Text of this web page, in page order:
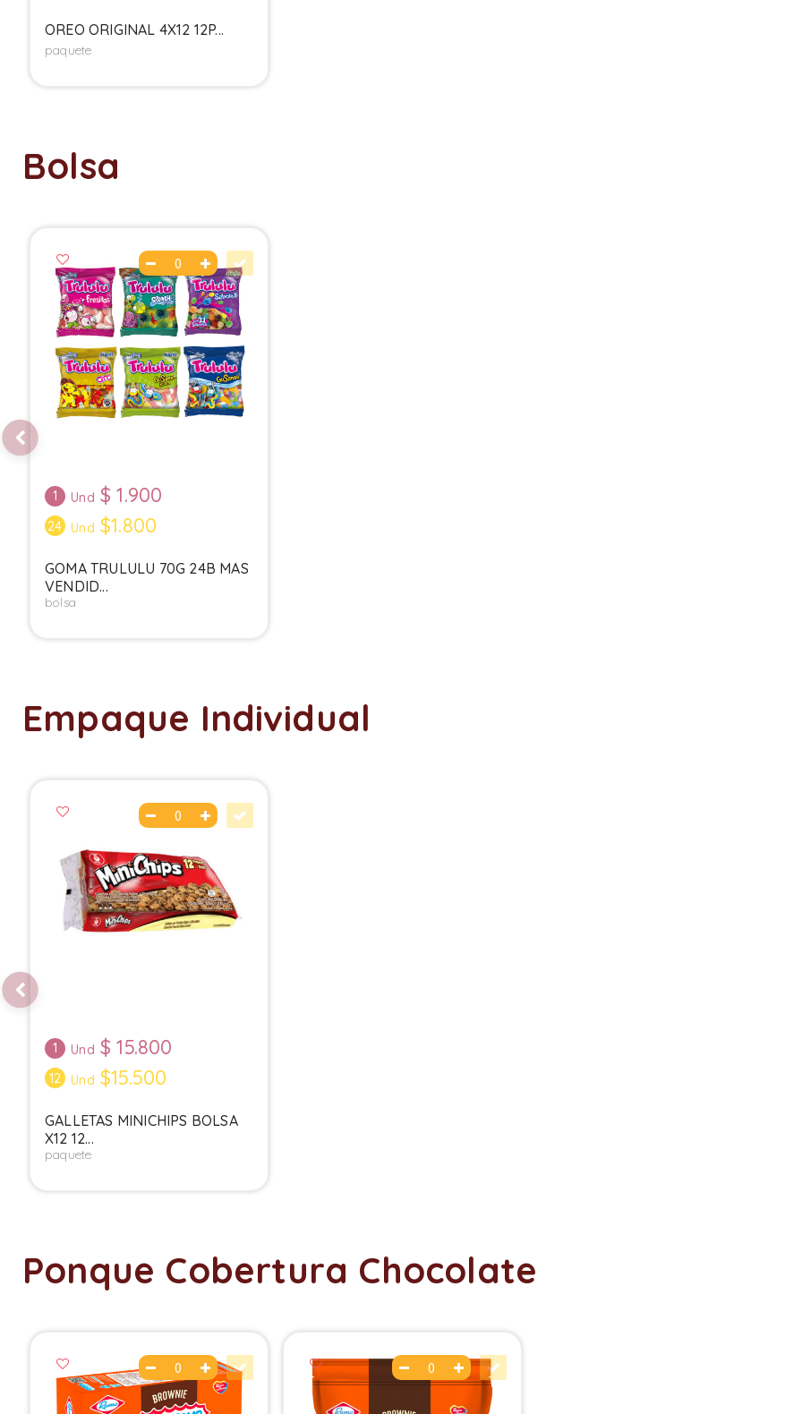
OREO ORIGINAL 4X12 12P...
paquete
Bolsa
1 Und $ 1.900
24 Und $1.800
GOMA TRULULU 70G 24B MAS
VENDID...
bolsa
Empaque Individual
1 Und $ 15.800
12 Und $15.500
GALLETAS MINICHIPS BOLSA
X12 12...
paquete
Ponque Cobertura Chocolate